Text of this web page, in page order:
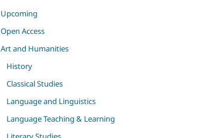
Upcoming
Open Access
Art and Humanities
History
Classical Studies
Language and Linguistics
Language Teaching & Learning